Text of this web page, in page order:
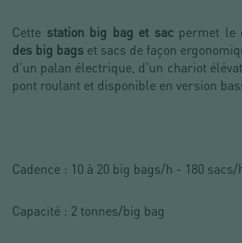
Cette station big bag et sacpermet le
des big bags et sacs de façon
d'un palan électrique, d'un chariot
pont roulant et disponible en version
Cadence : 10 à 20 big bags/h - 180 sacs/
Capacité : 2 tonnes/big bag